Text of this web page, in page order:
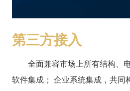
第三方接入
全面兼容市场上所有结构、
软件集成； 企业系统集成，共同